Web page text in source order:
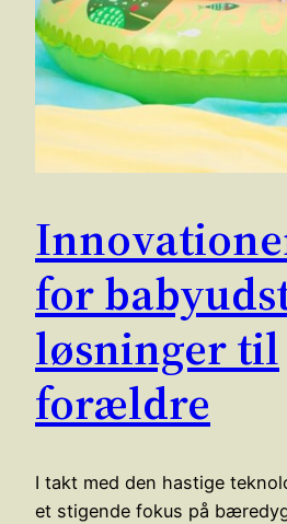
for
løsninger til
forældre
I takt med den hastige
et stigende fokus på